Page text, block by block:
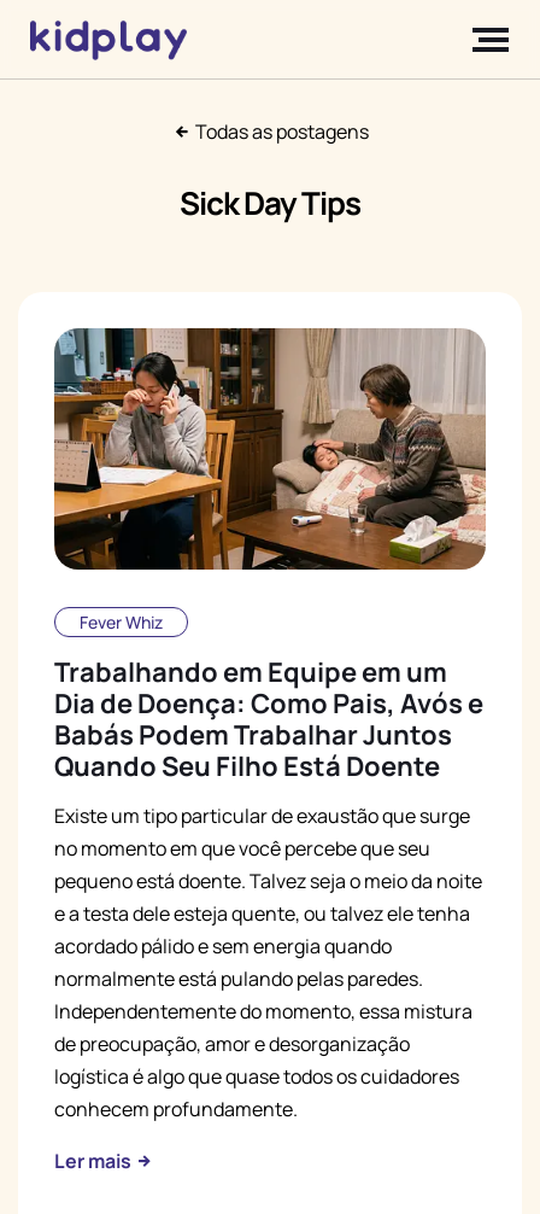
Todas as postagens
Sick Day Tips
Fever Whiz
Trabalhando em Equipe em um
Dia de Doença: Como Pais, Avós e
Babás Podem Trabalhar Juntos
Quando Seu Filho Está Doente
Existe um tipo particular de exaustão que surge
no momento em que você percebe que seu
pequeno está doente. Talvez seja o meio da noite
e a testa dele esteja quente, ou talvez ele tenha
acordado pálido e sem energia quando
normalmente está pulando pelas paredes.
Independentemente do momento, essa mistura
de preocupação, amor e desorganização
logística é algo que quase todos os cuidadores
conhecem profundamente.
Ler mais